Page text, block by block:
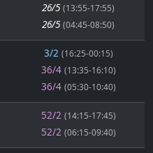
26/5 (13:55-17:55)
26/5 (04:45-08:50)
3/2 (16:25-00:15)
36/4 (13:35-16:10)
36/4 (05:30-10:40)
52/2 (14:15-17:45)
52/2 (06:15-09:40)